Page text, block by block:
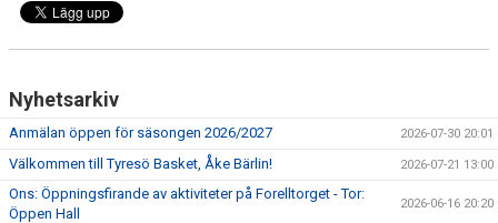
Nyhetsarkiv
Anmälan öppen för säsongen 2026/2027 2026-07-30 20:01
Välkommen till Tyresö Basket, Åke Bärlin! 2026-07-21 13:00
Ons: Öppningsfirande av aktiviteter på Forelltorget - Tor:
Öppen Hall
2026-06-16 20:20